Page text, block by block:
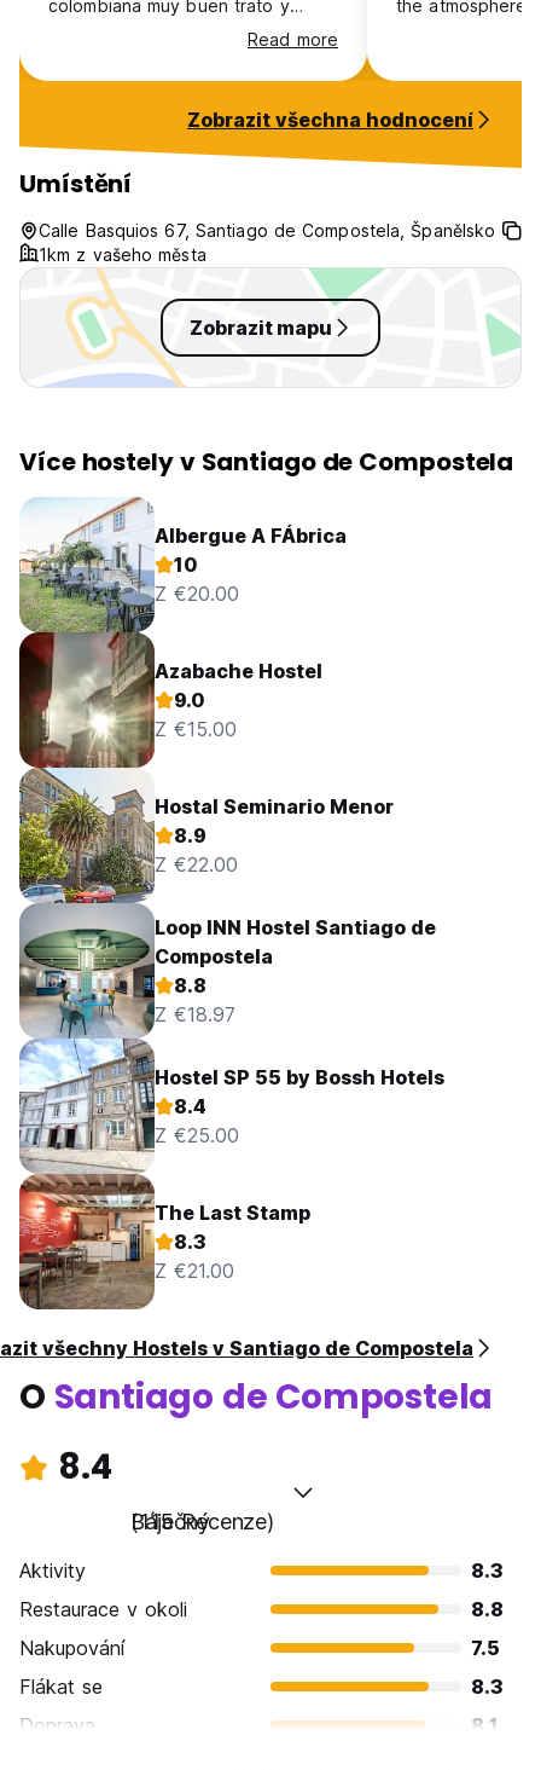
colombiana muy buen trato y
Read more
the atmosphere
room. I didn’t
is really good
was very hot my
on the top floor
AC or fan in the
Zobrazit všechna hodnocení
Umístění
Calle Basquios 67, Santiago de Compostela, Španělsko
1km z vašeho města
Zobrazit mapu
Více hostely v Santiago de Compostela
Albergue A FÁbrica
10
Z €20.00
Azabache Hostel
9.0
Z €15.00
Hostal Seminario Menor
8.9
Z €22.00
Loop INN Hostel Santiago de
Compostela
8.8
Z €18.97
Hostel SP 55 by Bossh Hotels
8.4
Z €25.00
The Last Stamp
8.3
Z €21.00
všechny Hostels v Santiago de Compostela
O Santiago de Compostela
8.4
Báječný
(115 Recenze)
Aktivity
8.3
Restaurace v okoli
8.8
Nakupování
7.5
Flákat se
8.3
Doprava
8.1